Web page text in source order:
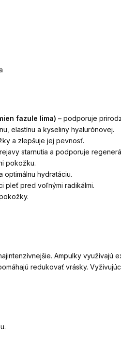
fazule lima) – podporuje
elastínu a kyseliny hyalurónovej.
a zlepšuje jej pevnosť.
starnutia a podporuje
pokožku.
optimálnu hydratáciu.
pleť pred voľnými radikálmi.
Ampulky využívajú
redukovať vrásky.